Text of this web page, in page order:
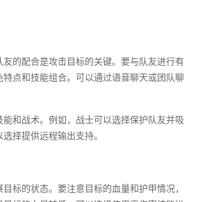
的配合是攻击目标的关键。要与队友进行有
点和技能组合。可以通过语音聊天或团队聊
和战术。例如，战士可以选择保护队友并吸
择提供远程输出支持。
标的状态。要注意目标的血量和护甲情况，